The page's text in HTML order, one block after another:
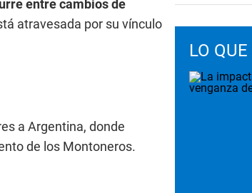
entre cambios de
atravesada por su vínculo
a Argentina, donde
de los Montoneros.
LO